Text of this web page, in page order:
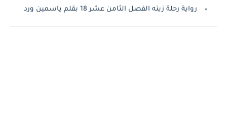
رواية رحلة زينه الفصل الثامن عشر 18 بقلم ياسمين ورد